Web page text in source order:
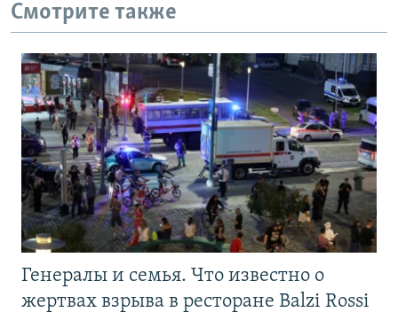
Смотрите также
Генералы и семья. Что известно о
жертвах взрыва в ресторане Balzi Rossi